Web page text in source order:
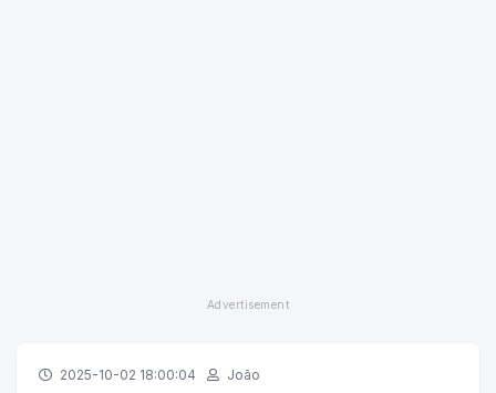
2025-10-02 18:00:04 João